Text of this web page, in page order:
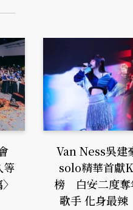
等
Van Ness吳建
solo精華首獻
榜 白安二度奪
歌手 化身最辣